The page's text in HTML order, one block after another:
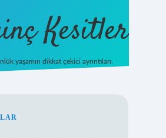
Kesitler
yaşamın dikkat çekici ayrıntıları.